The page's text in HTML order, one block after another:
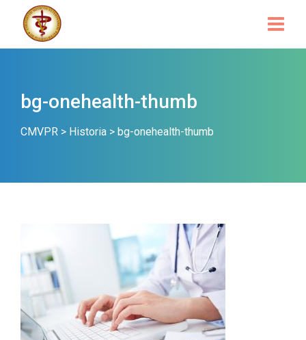
bg-onehealth-thumb
CMVPR > Historia > bg-onehealth-thumb